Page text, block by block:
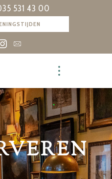
531 43 00